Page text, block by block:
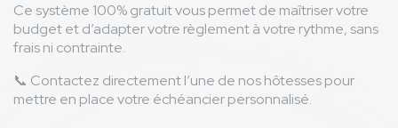
Ce système 100% gratuit vous permet de maîtriser votre
budget et d’adapter votre règlement à votre rythme, sans
frais ni contrainte.
📞 Contactez directement l’une de nos hôtesses pour
mettre en place votre échéancier personnalisé.